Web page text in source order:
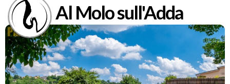
Al Molo sull'Adda